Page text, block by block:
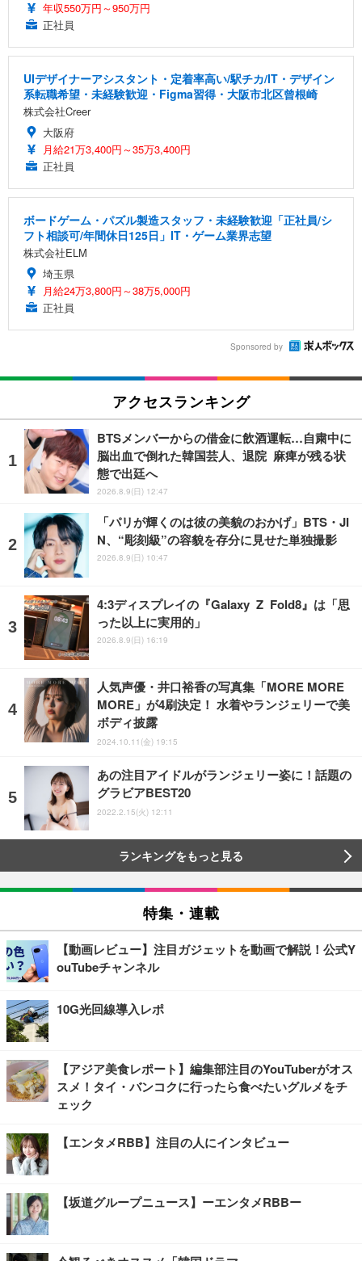
年収550万円～950万円
正社員
UIデザイナーアシスタント・定着率高い/駅チカ/IT・デザイン
系転職希望・未経験歓迎・Figma習得・大阪市北区曾根崎
株式会社Creer
大阪府
月給21万3,400円～35万3,400円
正社員
ボードゲーム・パズル製造スタッフ・未経験歓迎「正社員/シ
フト相談可/年間休日125日」IT・ゲーム業界志望
株式会社ELM
埼玉県
月給24万3,800円～38万5,000円
正社員
Sponsored by
アクセスランキング
BTSメンバーからの借金に飲酒運転…自粛中に
脳出血で倒れた韓国芸人、退院 麻痺が残る状
態で出廷へ
2026.8.9(日) 12:47
「パリが輝くのは彼の美貌のおかげ」BTS・JI
N、“彫刻級”の容貌を存分に見せた単独撮影
2026.8.9(日) 10:47
4:3ディスプレイの『Galaxy Z Fold8』は「思
った以上に実用的」
2026.8.9(日) 16:19
人気声優・井口裕香の写真集「MORE MORE
MORE」が4刷決定！ 水着やランジェリーで美
ボディ披露
2024.10.11(金) 19:15
あの注目アイドルがランジェリー姿に！話題の
グラビアBEST20
2022.2.15(火) 12:11
ランキングをもっと見る
特集・連載
【動画レビュー】注目ガジェットを動画で解説！公式Y
ouTubeチャンネル
10G光回線導入レポ
【アジア美食レポート】編集部注目のYouTuberがオス
スメ！タイ・バンコクに行ったら食べたいグルメをチ
ェック
【エンタメRBB】注目の人にインタビュー
【坂道グループニュース】ーエンタメRBBー